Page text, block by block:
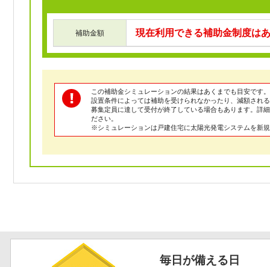
補助金額 現在利用できる補助金制度は
この補助金シミュレーションの結果はあくまでも目安です。
設置条件によっては補助を受けられなかったり、減額され
募集定員に達して受付が終了している場合もあります。詳
ださい。
※シミュレーションは戸建住宅に太陽光発電システムを新
毎日が備える日